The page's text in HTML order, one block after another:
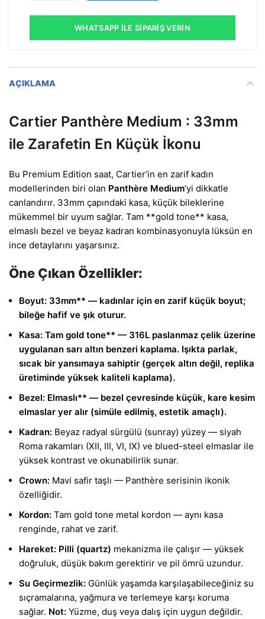
WHATSAPP İLE SIPARIŞ VERIN
AÇIKLAMA
Cartier Panthère Medium : 33mm
ile Zarafetin En Küçük İkonu
Bu Premium Edition saat, Cartier’in en zarif kadın
modellerinden biri olan Panthère Medium’yi dikkatle
canlandırır. 33mm çapındaki kasa, küçük bileklerine
mükemmel bir uyum sağlar. Tam **gold tone** kasa,
elmaslı bezel ve beyaz kadran kombinasyonuyla lüksün en
ince detaylarını yaşarsınız.
Öne Çıkan Özellikler:
Boyut: 33mm** — kadınlar için en zarif küçük boyut;
bileğe hafif ve şık oturur.
Kasa: Tam gold tone** — 316L paslanmaz çelik üzerine
uygulanan sarı altın benzeri kaplama. Işıkta parlak,
sıcak bir yansımaya sahiptir (gerçek altın değil, replika
üretiminde yüksek kaliteli kaplama).
Bezel: Elmaslı** — bezel çevresinde küçük, kare kesim
elmaslar yer alır (simüle edilmiş, estetik amaçlı).
Kadran: Beyaz radyal sürgülü (sunray) yüzey — siyah
Roma rakamları (XII, III, VI, IX) ve blued-steel elmaslar ile
yüksek kontrast ve okunabilirlik sunar.
Crown: Mavi safir taşlı — Panthère serisinin ikonik
özelliğidir.
Kordon: Tam gold tone metal kordon — aynı kasa
renginde, rahat ve zarif.
Hareket: Pilli (quartz) mekanizma ile çalışır — yüksek
doğruluk, düşük bakım gerektirir ve pil ömrü uzundur.
Su Geçirmezlik: Günlük yaşamda karşılaşabileceğiniz su
sıçramalarına, yağmura ve terlemeye karşı koruma
sağlar. Not: Yüzme, duş veya dalış için uygun değildir.